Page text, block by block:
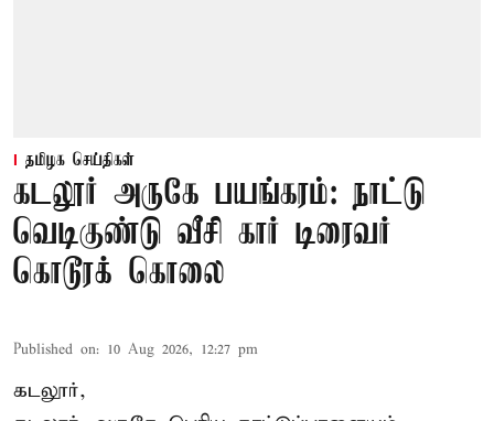
தமிழக செய்திகள்
கடலூர் அருகே பயங்கரம்: நாட்டு
வெடிகுண்டு வீசி கார் டிரைவர்
கொடூரக் கொலை
Published on: 10 Aug 2026, 12:27 pm
கடலூர்,